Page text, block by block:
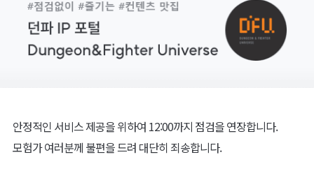
안정적인 서비스 제공을 위하여 12:00까지 점검을 연장합니다.
모험가 여러분께 불편을 드려 대단히 죄송합니다.